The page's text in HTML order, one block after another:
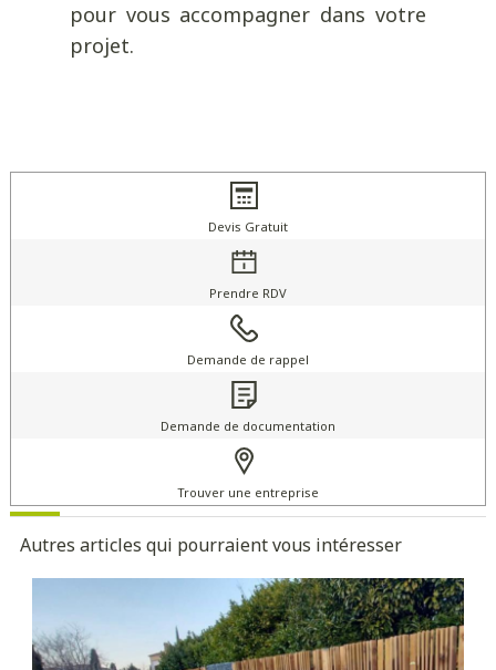
pour vous accompagner dans votre
projet.
Devis Gratuit
Prendre RDV
Demande de rappel
Demande de documentation
Trouver une entreprise
Autres articles qui pourraient vous intéresser